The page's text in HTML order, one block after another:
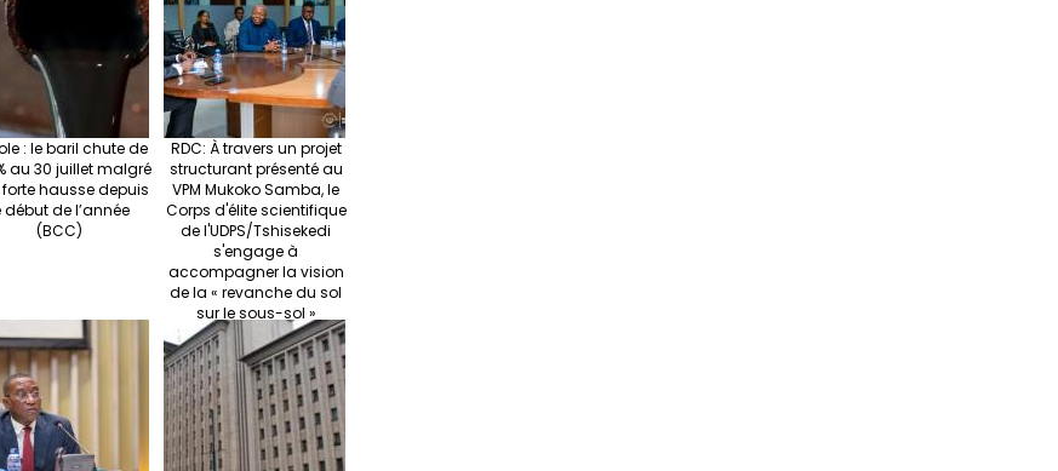
: le baril chute de
au 30 juillet malgré
hausse depuis
début de l’année
(BCC)
RDC: À travers un projet
structurant présenté au
VPM Mukoko Samba, le
Corps d'élite scientifique
de l'UDPS/Tshisekedi
s'engage à
accompagner la vision
de la « revanche du sol
sur le sous-sol »